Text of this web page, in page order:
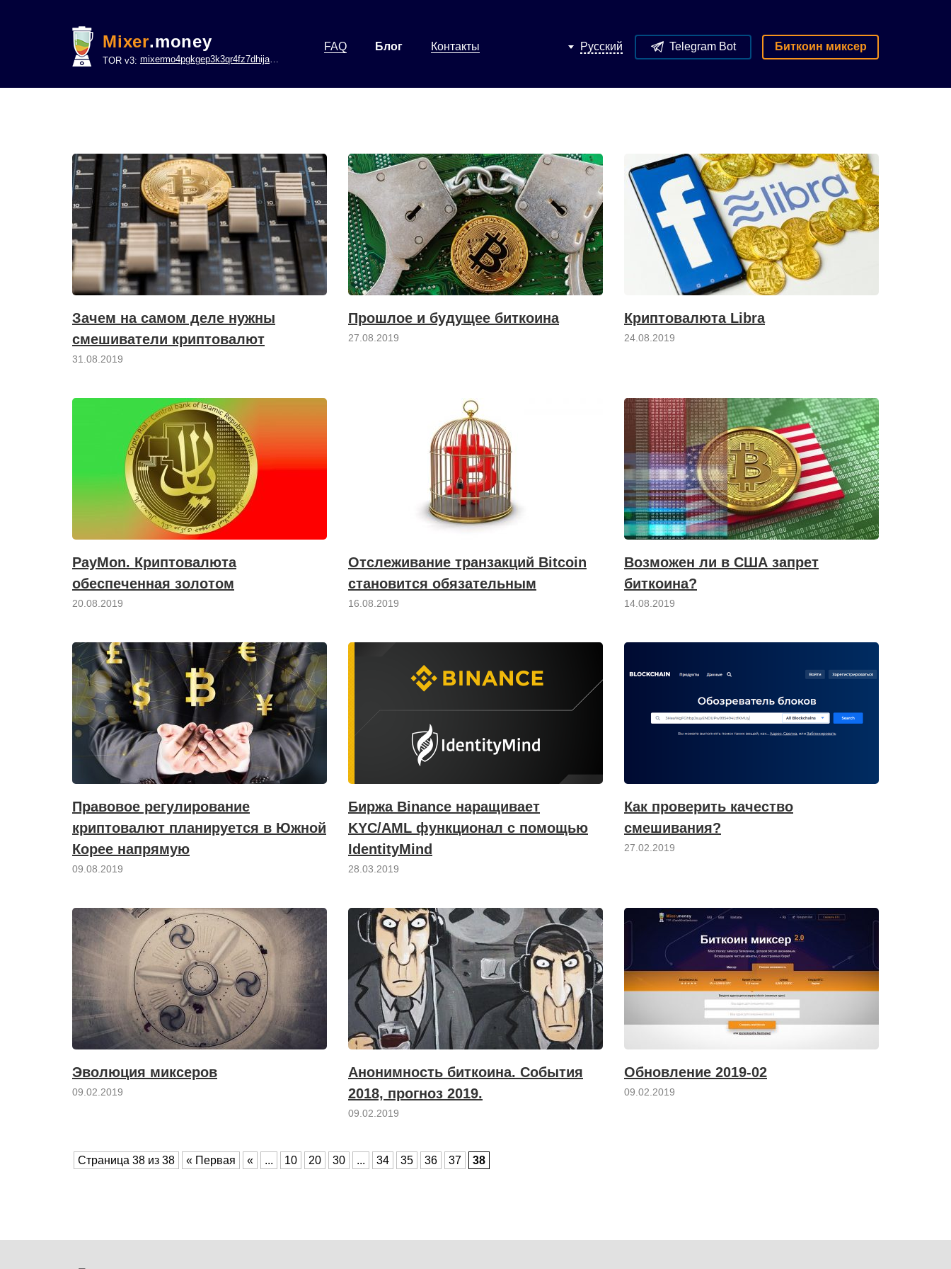
Mixer.money
TOR v3: mixermo4pgkgep3k3qr4fz7dhijavxnh6lwgu7gf5qeltpy4unjed2yd.onion
FAQ Блог Контакты Русский Telegram Bot Биткоин миксер
Зачем на самом деле нужны
смешиватели криптовалют
31.08.2019
Прошлое и будущее биткоина
27.08.2019
Криптовалюта Libra
24.08.2019
PayMon. Криптовалюта
обеспеченная золотом
20.08.2019
Отслеживание транзакций Bitcoin
становится обязательным
16.08.2019
Возможен ли в США запрет
биткоина?
14.08.2019
Правовое регулирование
криптовалют планируется в Южной
Корее напрямую
09.08.2019
Биржа Binance наращивает
KYC/AML функционал с помощью
IdentityMind
28.03.2019
Как проверить качество
смешивания?
27.02.2019
Эволюция миксеров
09.02.2019
Анонимность биткоина. События
2018, прогноз 2019.
09.02.2019
Обновление 2019-02
09.02.2019
Страница 38 из 38 « Первая « ... 10 20 30 ... 34 35 36 37 38